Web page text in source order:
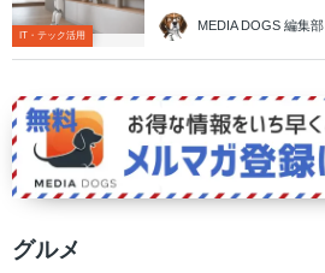
IT・テック活用
MEDIA DOGS 編集部
グルメ